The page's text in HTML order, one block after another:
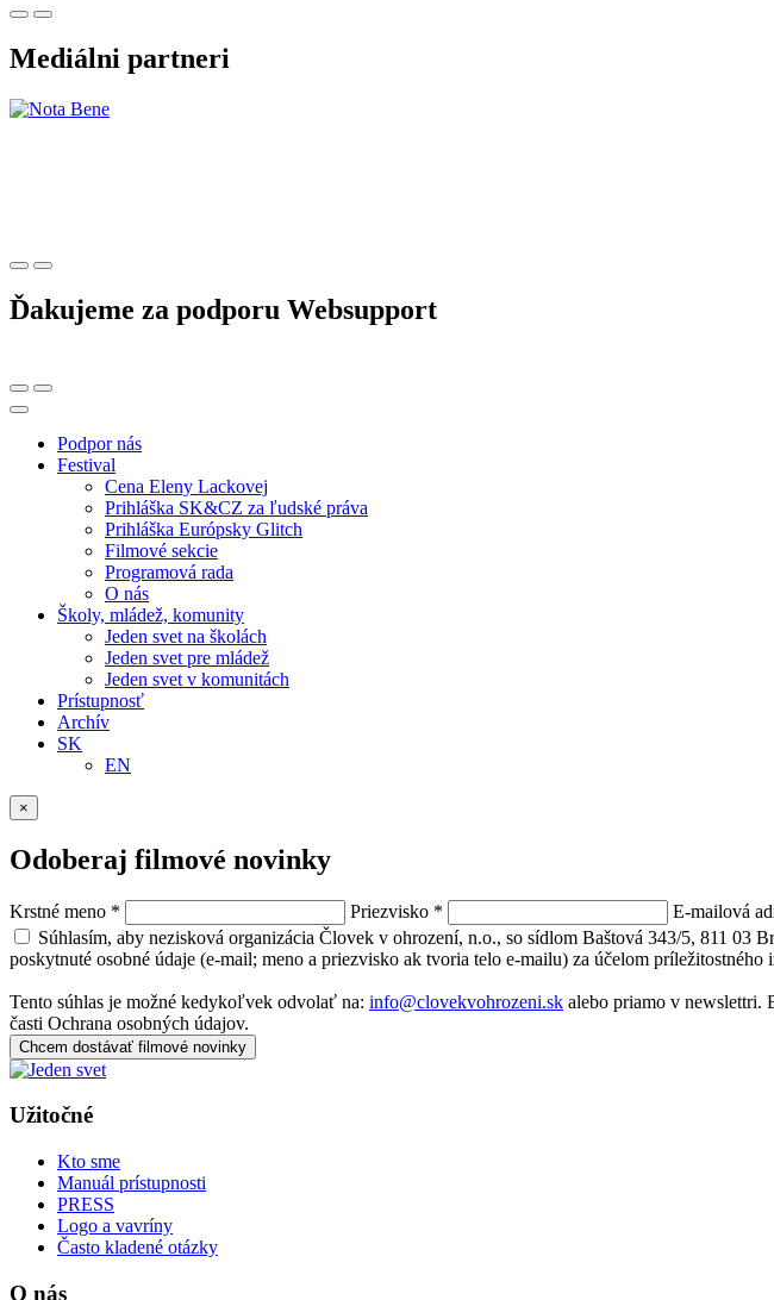
Mediálni partneri
Ďakujeme za podporu Websupport
Podpor nás
Festival
Cena Eleny Lackovej
Prihláška SK&CZ za ľudské práva
Prihláška Európsky Glitch
Filmové sekcie
Programová rada
O nás
Školy, mládež, komunity
Jeden svet na školách
Jeden svet pre mládež
Jeden svet v komunitách
Prístupnosť
Archív
SK
EN
×
Odoberaj filmové novinky
Krstné meno * Priezvisko * E-mailová
Súhlasím, aby nezisková organizácia Človek v ohrození, n.o., so sídlom Baštová 343/5, 811 03
poskytnuté osobné údaje (e-mail; meno a priezvisko ak tvoria telo e-mailu) za účelom
Tento súhlas je možné kedykoľvek odvolať na: info@clovekvohrozeni.sk alebo priamo v newslettri.
časti Ochrana osobných údajov.
Chcem dostávať filmové novinky
Užitočné
Kto sme
Manuál prístupnosti
PRESS
Logo a vavríny
Často kladené otázky
O nás